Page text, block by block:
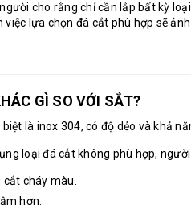
cho rằng chỉ cần lắp bất kỳ
việc lựa chọn đá cắt phù hợp sẽ
GÌ SO VỚI SẮT?
biệt là inox 304, có độ dẻo và khả
loại đá cắt không phù hợp,
cháy màu.
hơn.